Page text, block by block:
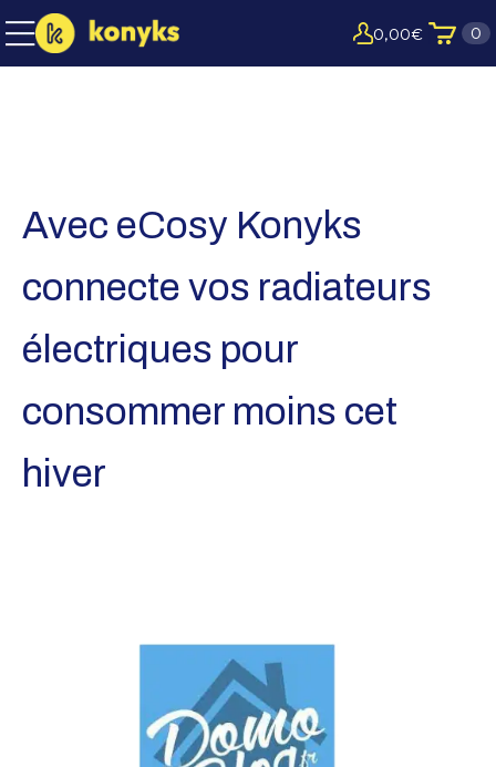
0,00€ 0
Avec eCosy Konyks
connecte vos radiateurs
électriques pour
consommer moins cet
hiver